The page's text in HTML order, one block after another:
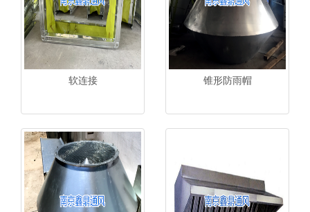
软连接 锥形防雨帽